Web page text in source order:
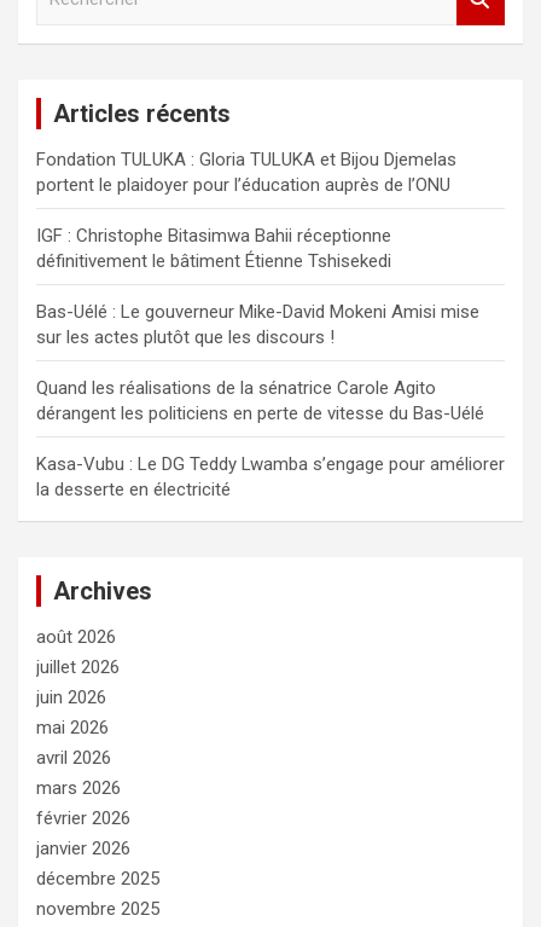
c
h
e
r
Articles récents
Fondation TULUKA : Gloria TULUKA et Bijou Djemelas
portent le plaidoyer pour l’éducation auprès de l’ONU
IGF : Christophe Bitasimwa Bahii réceptionne
définitivement le bâtiment Étienne Tshisekedi
Bas-Uélé : Le gouverneur Mike-David Mokeni Amisi mise
sur les actes plutôt que les discours !
Quand les réalisations de la sénatrice Carole Agito
dérangent les politiciens en perte de vitesse du Bas-Uélé
Kasa-Vubu : Le DG Teddy Lwamba s’engage pour améliorer
la desserte en électricité
Archives
août 2026
juillet 2026
juin 2026
mai 2026
avril 2026
mars 2026
février 2026
janvier 2026
décembre 2025
novembre 2025